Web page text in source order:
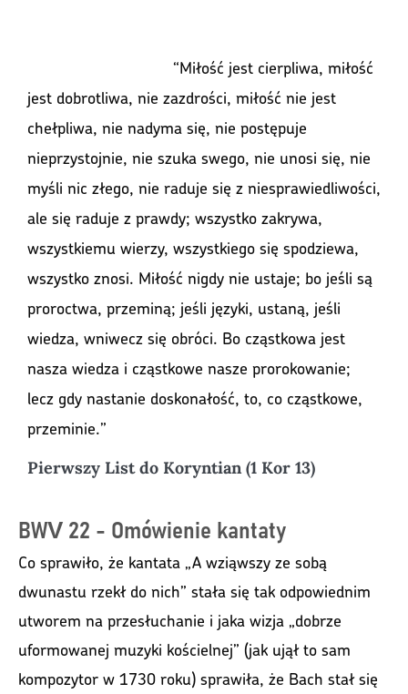
jest dobrotliwa, nie zazdrości, miłość nie jest
chełpliwa, nie nadyma się, nie postępuje
nieprzystojnie, nie szuka swego, nie unosi się, nie
myśli nic złego, nie raduje się z niesprawiedliwości,
ale się raduje z prawdy; wszystko zakrywa,
wszystkiemu wierzy, wszystkiego się spodziewa,
wszystko znosi. Miłość nigdy nie ustaje; bo jeśli są
proroctwa, przeminą; jeśli języki, ustaną, jeśli
wiedza, wniwecz się obróci. Bo cząstkowa jest
nasza wiedza i cząstkowe nasze prorokowanie;
lecz gdy nastanie doskonałość, to, co cząstkowe,
Pierwszy List do Koryntian (1 Kor 13)
BWV 22 - Omówienie kantaty
Co sprawiło, że kantata „A wziąwszy ze sobą
dwunastu rzekł do nich” stała się tak odpowiednim
utworem na przesłuchanie i jaka wizja „dobrze
uformowanej muzyki kościelnej” (jak ujął to sam
kompozytor w 1730 roku) sprawiła, że Bach stał się